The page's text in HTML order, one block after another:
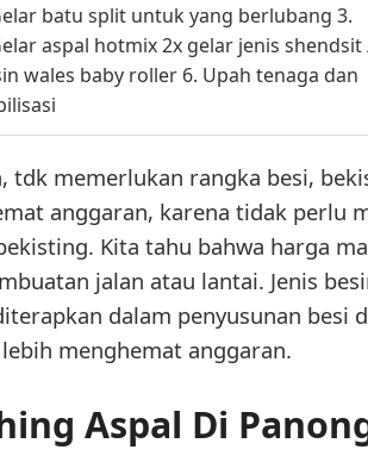
batu split untuk yang berlubang 3.
aspal hotmix 2x gelar jenis shendsit
wales baby roller 6. Upah tenaga dan
tdk memerlukan rangka besi,
anggaran, karena tidak perlu
Kita tahu bahwa harga
jalan atau lantai. Jenis
dalam penyusunan besi
menghemat anggaran.
Aspal Di